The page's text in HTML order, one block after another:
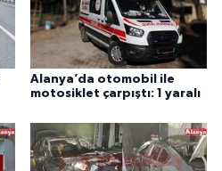
Alanya’da otomobil ile
motosiklet çarpıştı: 1 yaralı